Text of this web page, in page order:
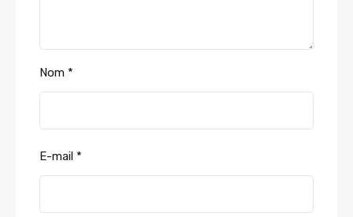
Nom *
E-mail *